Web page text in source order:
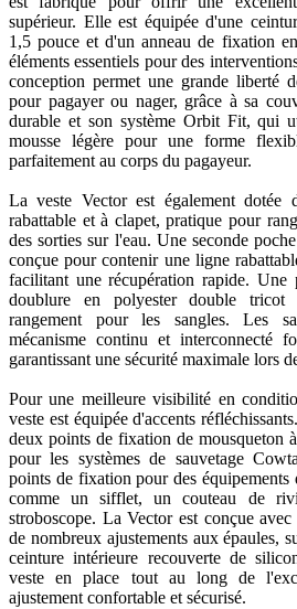
supérieur. Elle est équipée d'une
1,5 pouce et d'un anneau de fixation
éléments essentiels pour des
conception permet une grande liberté
pour pagayer ou nager, grâce à sa
durable et son système Orbit Fit, qui
mousse légère pour une forme
parfaitement au corps du pagayeur.
La veste Vector est également dotée
rabattable et à clapet, pratique pour
des sorties sur l'eau. Une seconde
conçue pour contenir une ligne
facilitant une récupération rapide. Une
doublure en polyester double tricot
rangement pour les sangles. Les
mécanisme continu et interconnecté
garantissant une sécurité maximale lors
Pour une meilleure visibilité en
veste est équipée d'accents
deux points de fixation de mousqueton
pour les systèmes de sauvetage
points de fixation pour des équipements
comme un sifflet, un couteau de
stroboscope. La Vector est conçue
de nombreux ajustements aux épaules,
ceinture intérieure recouverte de
veste en place tout au long de
ajustement confortable et sécurisé.